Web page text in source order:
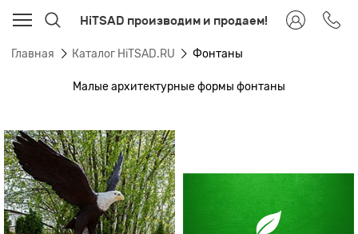
HiTSAD производим и продаем!
Главная Каталог HiTSAD.RU Фонтаны
Малые архитектурные формы фонтаны